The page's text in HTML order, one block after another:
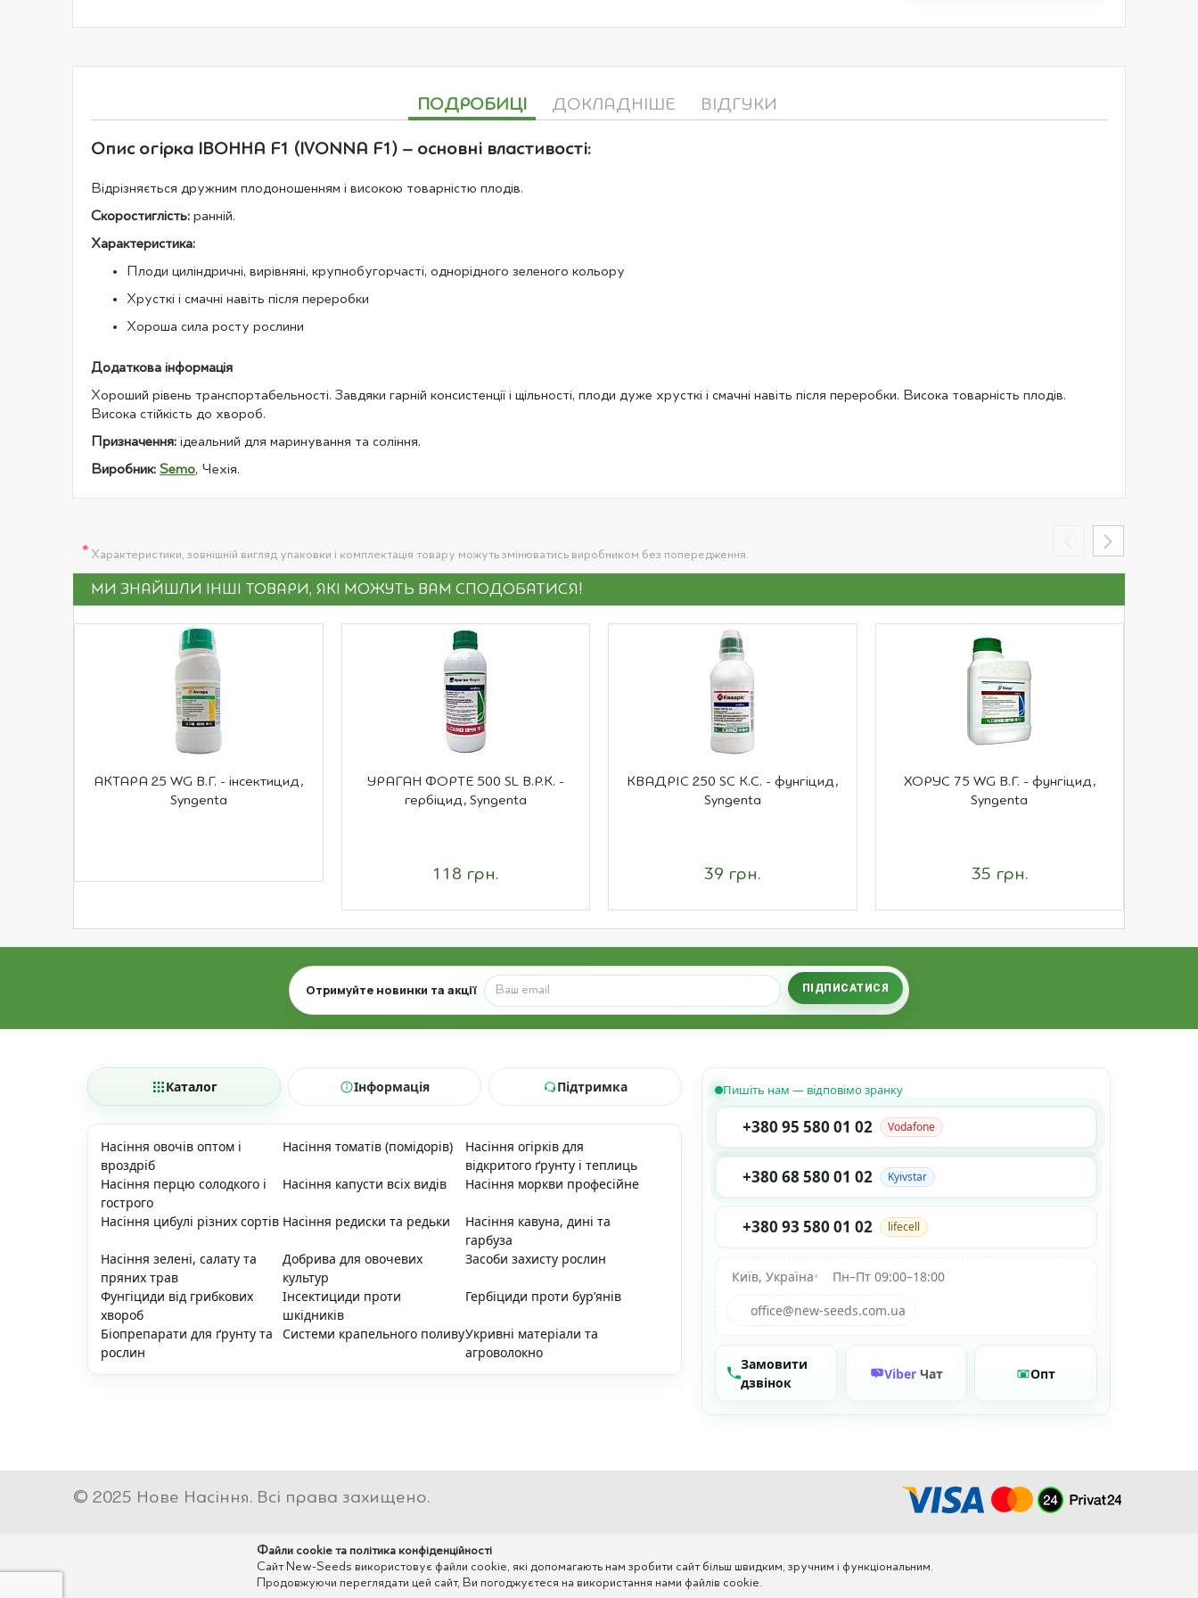
ПОДРОБИЦІ
Опис огірка ІВОННА F1 (IVONNA F1) – основні властивості:
Відрізняється дружним плодоношенням і високою товарністю плодів.
Скоростиглість: ранній.
Характеристика:
Плоди циліндричні, вирівняні, крупнобугорчасті, однорідного зеленого кольору
Хрусткі і смачні навіть після переробки
Хороша сила росту рослини
Додаткова інформація
Хороший рівень транспортабельності. Завдяки гарній консистенції і щільності, плоди дуже хрусткі і смачні навіть після переробки. Висока товарність плодів.
Висока стійкість до хвороб.
Призначення: ідеальний для маринування та соління.
Виробник: Semo, Чехія.
ДОКЛАДНІШЕ ВІДГУКИ
* Характеристики, зовнішній вигляд упаковки і комплектація товару можуть змінюватись виробником без попередження.
МИ ЗНАЙШЛИ ІНШІ ТОВАРИ, ЯКІ МОЖУТЬ ВАМ СПОДОБАТИСЯ!
АКТАРА 25 WG В.Г. - інсектицид,
Syngenta
УРАГАН ФОРТЕ 500 SL В.Р.К. -
гербіцид, Syngenta
118 грн.
КВАДРІС 250 SC К.С. - фунгіцид,
Syngenta
39 грн.
ХОРУС 75 WG В.Г. - фунгіцид,
Syngenta
35 грн.
Email
Отримуйте новинки та акції ПІДПИСАТИСЯ
Каталог Інформація Підтримка
Насіння овочів оптом і
вроздріб
Насіння томатів (помідорів)
Насіння огірків для
відкритого ґрунту і теплиць
Насіння перцю солодкого і
гострого
Насіння капусти всіх видів Насіння моркви професійне
Насіння цибулі різних сортів Насіння редиски та редьки
Насіння кавуна, дині та
гарбуза
Насіння зелені, салату та
пряних трав
Добрива для овочевих
культур
Засоби захисту рослин
Фунгіциди від грибкових
хвороб
Інсектициди проти
шкідників
Гербіциди проти бур’янів
Біопрепарати для ґрунту та
рослин
Системи крапельного поливуУкривні матеріали та
агроволокно
Пишіть нам — відповімо зранку
+380 95 580 01 02 Vodafone
+380 68 580 01 02 Kyivstar
+380 93 580 01 02 lifecell
Київ, Україна•
Пн–Пт 09:00–18:00
office@new-seeds.com.ua
Замовити
дзвінок
Viber Чат Опт
© 2025 Нове Насіння. Всі права захищено.
Файли cookie та політика конфіденційності
Сайт New-Seeds використовує файли cookie, які допомагають нам зробити сайт більш швидким, зручним і функціональним.
Продовжуючи переглядати цей сайт, Ви погоджуєтеся на використання нами файлів cookie.